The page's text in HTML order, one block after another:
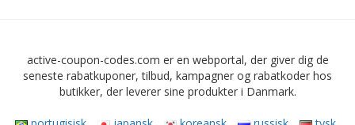
active-coupon-codes.com er en webportal, der giver dig de
seneste rabatkuponer, tilbud, kampagner og rabatkoder hos
butikker, der leverer sine produkter i Danmark.